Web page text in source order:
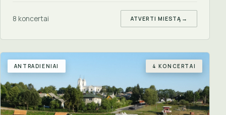
8 koncertai ATVERTI MIESTĄ →
ANTRADIENIAI 4 KONCERTAI